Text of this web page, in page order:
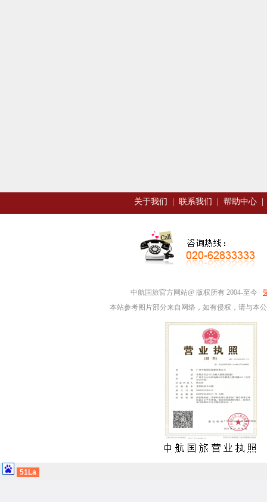
关于我们 联系我们 帮助中心
中航国旅官方网站@ 版权所有 2004-至今
本站参考图片部分来自网络，如有侵权，请与本
51La